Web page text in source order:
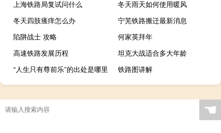
上海铁路局复试问什么
冬天雨天如何使用暖风
冬天四肢瘙痒怎么办
宁芜铁路搬迁最新消息
陷阱战士 攻略
何家英拜年
高速铁路发展历程
坦克大战适合多大年龄
“人生只有尊前乐”的出处是哪里
铁路图讲解
☚